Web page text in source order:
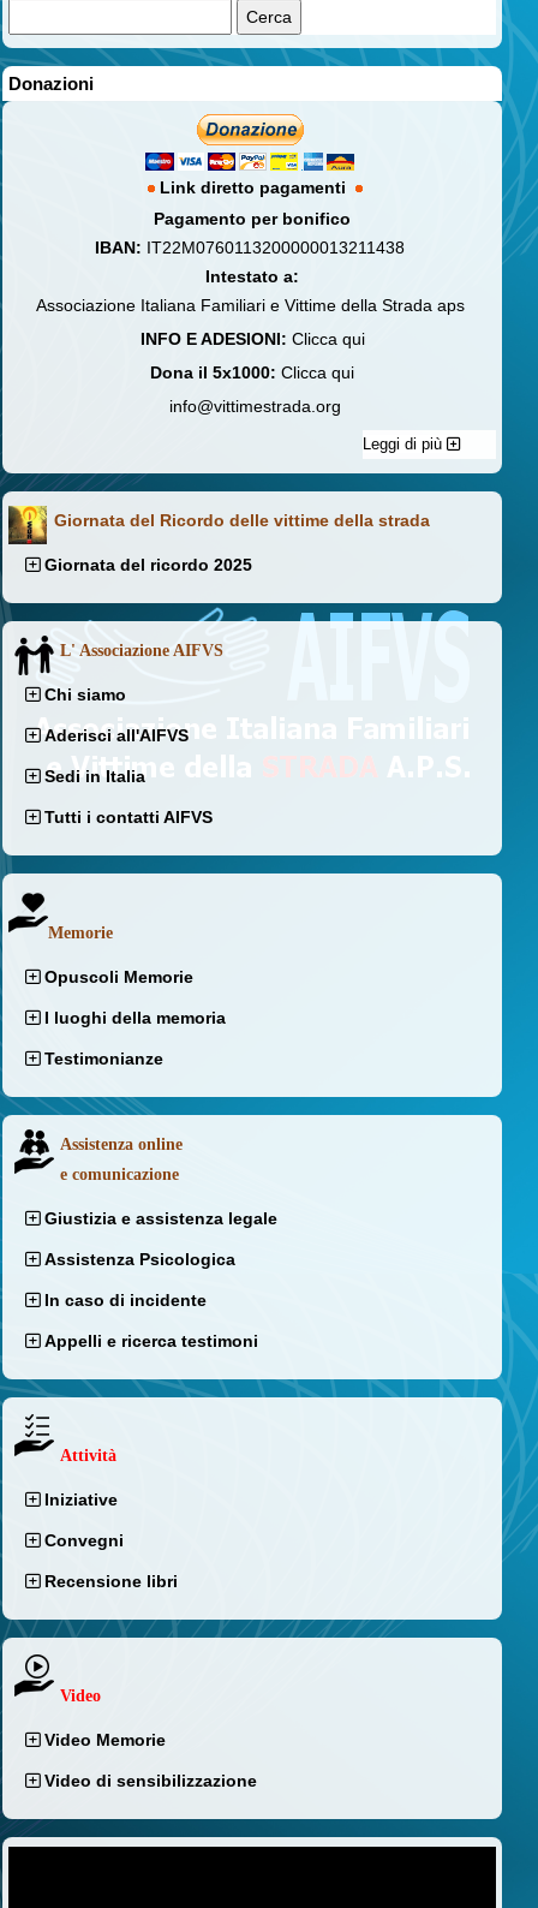
Donazioni
Link diretto pagamenti
Pagamento per bonifico
IBAN: IT22M0760113200000013211438
Intestato a:
Associazione Italiana Familiari e Vittime della Strada aps
INFO E ADESIONI: Clicca qui
Dona il 5x1000: Clicca qui
info@vittimestrada.org
Leggi di più
Giornata del Ricordo delle vittime della strada
Giornata del ricordo 2025
L' Associazione AIFVS
Chi siamo
Aderisci all'AIFVS
Sedi in Italia
Tutti i contatti AIFVS
Memorie
Opuscoli Memorie
I luoghi della memoria
Testimonianze
Assistenza online
e comunicazione
Giustizia e assistenza legale
Assistenza Psicologica
In caso di incidente
Appelli e ricerca testimoni
Attività
Iniziative
Convegni
Recensione libri
Video
Video Memorie
Video di sensibilizzazione